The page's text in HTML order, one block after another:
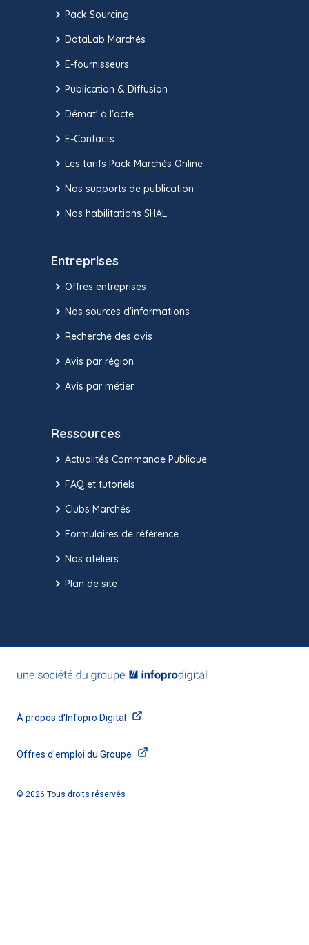
Pack Sourcing
DataLab Marchés
E-fournisseurs
Publication & Diffusion
Démat' à l'acte
E-Contacts
Les tarifs Pack Marchés Online
Nos supports de publication
Nos habilitations SHAL
Entreprises
Offres entreprises
Nos sources d'informations
Recherche des avis
Avis par région
Avis par métier
Ressources
Actualités Commande Publique
FAQ et tutoriels
Clubs Marchés
Formulaires de référence
Nos ateliers
Plan de site